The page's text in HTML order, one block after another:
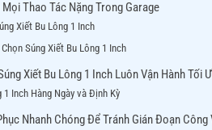
Thao Tác Nặng Trong Garage
Xiết Bu Lông 1 Inch
Súng Xiết Bu Lông 1 Inch
Xiết Bu Lông 1 Inch Luôn Vận Hành Tối
Inch Hàng Ngày và Định Kỳ
Nhanh Chóng Để Tránh Gián Đoạn Công